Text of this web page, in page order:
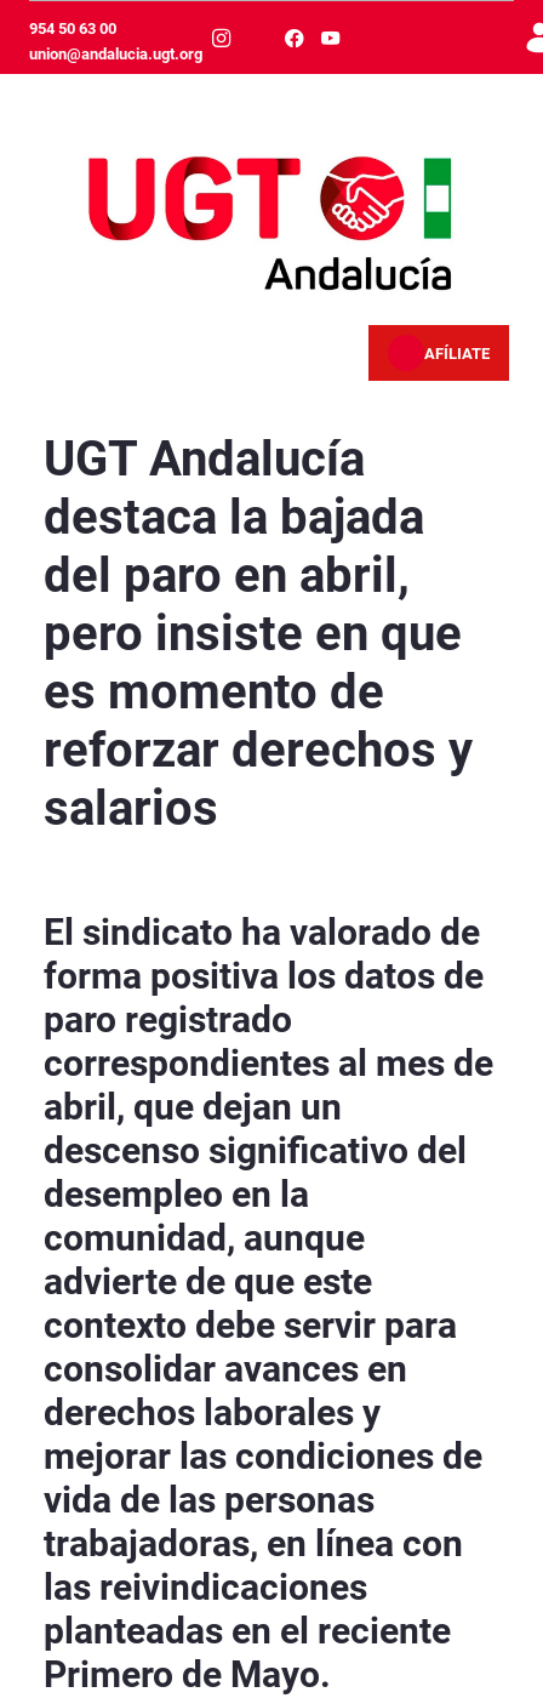
跳转到主内容
954 50 63 00
union@andalucia.ugt.org
AFÍLIATE
UGT Andalucía
destaca la bajada
del paro en abril,
pero insiste en que
es momento de
reforzar derechos y
salarios
El sindicato ha valorado de
forma positiva los datos de
paro registrado
correspondientes al mes de
abril, que dejan un
descenso significativo del
desempleo en la
comunidad, aunque
advierte de que este
contexto debe servir para
consolidar avances en
derechos laborales y
mejorar las condiciones de
vida de las personas
trabajadoras, en línea con
las reivindicaciones
planteadas en el reciente
Primero de Mayo.